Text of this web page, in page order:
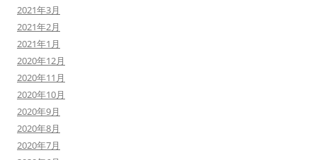
2021年3月
2021年2月
2021年1月
2020年12月
2020年11月
2020年10月
2020年9月
2020年8月
2020年7月